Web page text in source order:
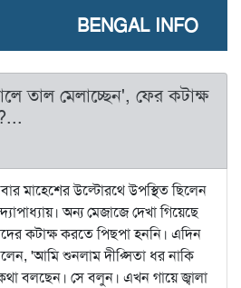
BENGAL INFO
তাল মেলাচ্ছেন', ফের কটাক্ষ
মাহেশের উল্টোরথে উপস্থিত ছিলেন
অন্য মেজাজে দেখা গিয়েছে
কটাক্ষ করতে পিছপা হননি। এদিন
'আমি শুনলাম দীপ্সিতা ধর নাকি
বলছেন। সে বলুন। এখন গায়ে জ্বালা